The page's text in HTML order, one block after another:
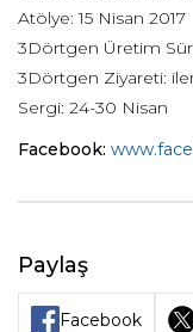
Atölye: 15 Nisan 2017
3Dörtgen Üretim
3Dörtgen Ziyareti:
Sergi: 24-30 Nisan
Facebook:
Paylaş
Facebook